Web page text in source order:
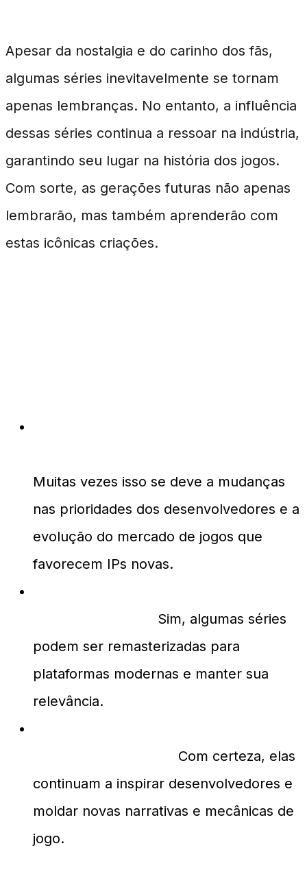
Apesar da nostalgia e do carinho dos fãs,
algumas séries inevitavelmente se tornam
apenas lembranças. No entanto, a influência
dessas séries continua a ressoar na indústria,
garantindo seu lugar na história dos jogos.
Com sorte, as gerações futuras não apenas
lembrarão, mas também aprenderão com
estas icônicas criações.
Muitas vezes isso se deve a mudanças
nas prioridades dos desenvolvedores e a
evolução do mercado de jogos que
favorecem IPs novas.
Sim, algumas séries
podem ser remasterizadas para
plataformas modernas e manter sua
relevância.
Com certeza, elas
continuam a inspirar desenvolvedores e
moldar novas narrativas e mecânicas de
jogo.